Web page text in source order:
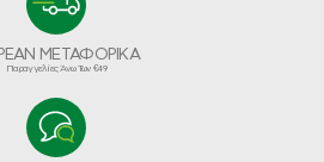
ΜΕΤΑΦΟΡΙΚΑ
Παραγγελίες Άνω Των €49